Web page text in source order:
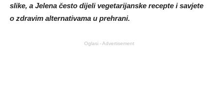
slike, a Jelena često dijeli vegetarijanske recepte i savjete
o zdravim alternativama u prehrani.
Oglasi - Advertisement